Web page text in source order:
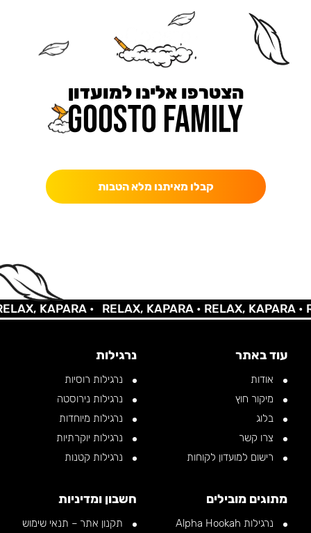
הצטרפו אלינו למועדון
קבלו מאיתנו מלא הטבות
KAPARA • RELAX, KAPARA •RELAX, KAPARA •
עוד באתר
אודות
מיקור חוץ
בלוג
צרו קשר
רישום למועדון לקוחות
נרגילות
נרגילות רוסיות
נרגילות נירוסטה
נרגילות מיוחדות
נרגילות יוקרתיות
נרגילות קטנות
מתוגים מובילים
נרגילות Alpha Hookah
חשבון ומדיניות
תקנון אתר – תנאי שימוש